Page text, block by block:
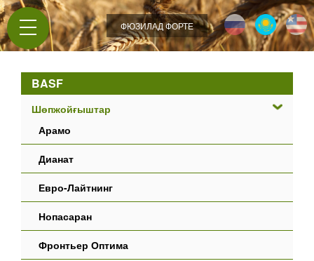
Jump to navigation
ФЮЗИЛАД ФОРТЕ
BASF
Шөпжойғыштар
Арамо
Дианат
Евро-Лайтнинг
Нопасаран
Фронтьер Оптима